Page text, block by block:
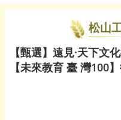
松山
【甄選】遠見·天下文
【未來教育 臺 灣100